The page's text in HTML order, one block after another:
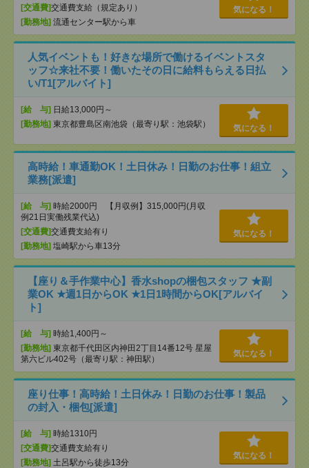
[交通費]交通費支給（規定あり）
[勤務地] 流通センター駅から車
気になる！
人気イベントも！好きな場所で働けるイベントスタ
ッフ☆来社不要！働いたその日に給料もらえる日払
い/T1[アルバイト]
[給 与] 日給13,000円～
[勤務地] 東京都豊島区南池袋（最寄り駅：池袋駅） 気になる！
高時給！車通勤OK！土日休み！日勤のお仕事！組立
業務[派遣]
[給 与] 時給2000円 【月収例】315,000円(月収
例21日実働残業代込)
[交通費]交通費支給有り
[勤務地] 塩崎駅から車13分
気になる！
【座り＆手作業中心】香水shopの梱包スタッフ ★副
業OK ★週1日からOK ★1日1時間からOK[アルバイ
ト]
[給 与] 時給1,400円～
[勤務地] 東京都千代田区内神田2丁目14番12号 星屋
第六ビル402号（最寄り駅：神田駅）
気になる！
座り仕事！高時給！土日休み！日勤のお仕事！製品
の封入・梱包[派遣]
[給 与] 時給1310円
[交通費]交通費支給有り
[勤務地] 土呂駅から徒歩13分
気になる！